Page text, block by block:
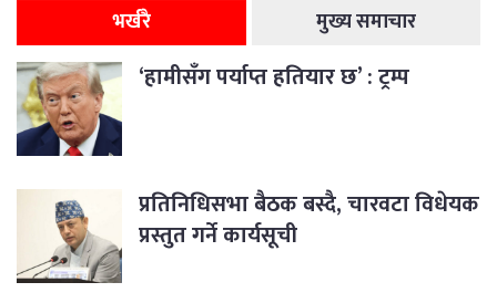
भर्खरै मुख्य समाचार
‘हामीसँग पर्याप्त हतियार छ’ : ट्रम्प
प्रतिनिधिसभा बैठक बस्दै, चारवटा विधेयक
प्रस्तुत गर्ने कार्यसूची